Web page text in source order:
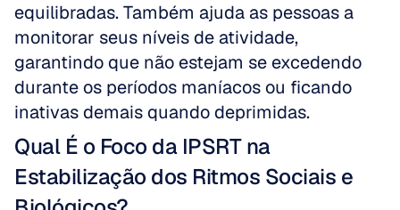
equilibradas. Também ajuda as pessoas a
monitorar seus níveis de atividade,
garantindo que não estejam se excedendo
durante os períodos maníacos ou ficando
inativas demais quando deprimidas.
Qual É o Foco da IPSRT na
Estabilização dos Ritmos Sociais e